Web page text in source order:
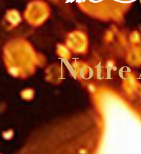
Notre